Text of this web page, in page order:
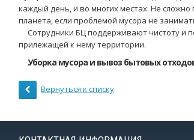
каждый день, и во многих местах. Не
планета, если проблемой мусора не
Сотрудники БЦ поддерживают чистоту и
прилежащей к нему территории.
Уборка мусора и вывоз бытовых
Вернуться к списку